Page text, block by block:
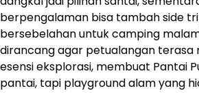
berpengalaman bisa tambah side
bersebelahan untuk camping
dirancang agar petualangan terasa
esensi eksplorasi, membuat Pantai
pantai, tapi playground alam yang